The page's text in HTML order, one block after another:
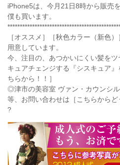
iPhone5は、今月21日8時から販売を
僕も買います。
［オススメ］［秋色カラー（新色
用意しています。
今、注目の、あつかいにくい髪を
キュアチェンジする『シスキュア
ちらから！！］
◎津市の美容室 ヴァン・カウンシ
等、お問い合わせは［こちらからど
?